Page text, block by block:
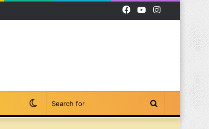
Instagram
YouTube
Facebook
Search
Switch